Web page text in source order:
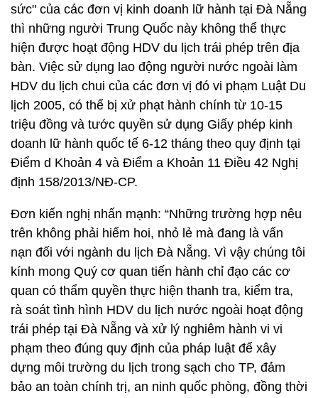
sức" của các đơn vị kinh doanh lữ hành tại Đà Nẵng
thì những người Trung Quốc này không thể thực
hiện được hoạt động HDV du lịch trái phép trên địa
bàn. Việc sử dụng lao động người nước ngoài làm
HDV du lịch chui của các đơn vị đó vi phạm Luật Du
lịch 2005, có thể bị xử phạt hành chính từ 10-15
triệu đồng và tước quyền sử dụng Giấy phép kinh
doanh lữ hành quốc tế 6-12 tháng theo quy định tại
Điểm d Khoản 4 và Điểm a Khoản 11 Điều 42 Nghị
định 158/2013/NĐ-CP.
Đơn kiến nghị nhấn mạnh: “Những trường hợp nêu
trên không phải hiếm hoi, nhỏ lẻ mà đang là vấn
nạn đối với ngành du lịch Đà Nẵng. Vì vậy chúng tôi
kính mong Quý cơ quan tiến hành chỉ đạo các cơ
quan có thẩm quyền thực hiện thanh tra, kiểm tra,
rà soát tình hình HDV du lịch nước ngoài hoạt động
trái phép tại Đà Nẵng và xử lý nghiêm hành vi vi
phạm theo đúng quy định của pháp luật để xây
dựng môi trường du lịch trong sạch cho TP, đảm
bảo an toàn chính trị, an ninh quốc phòng, đồng thời